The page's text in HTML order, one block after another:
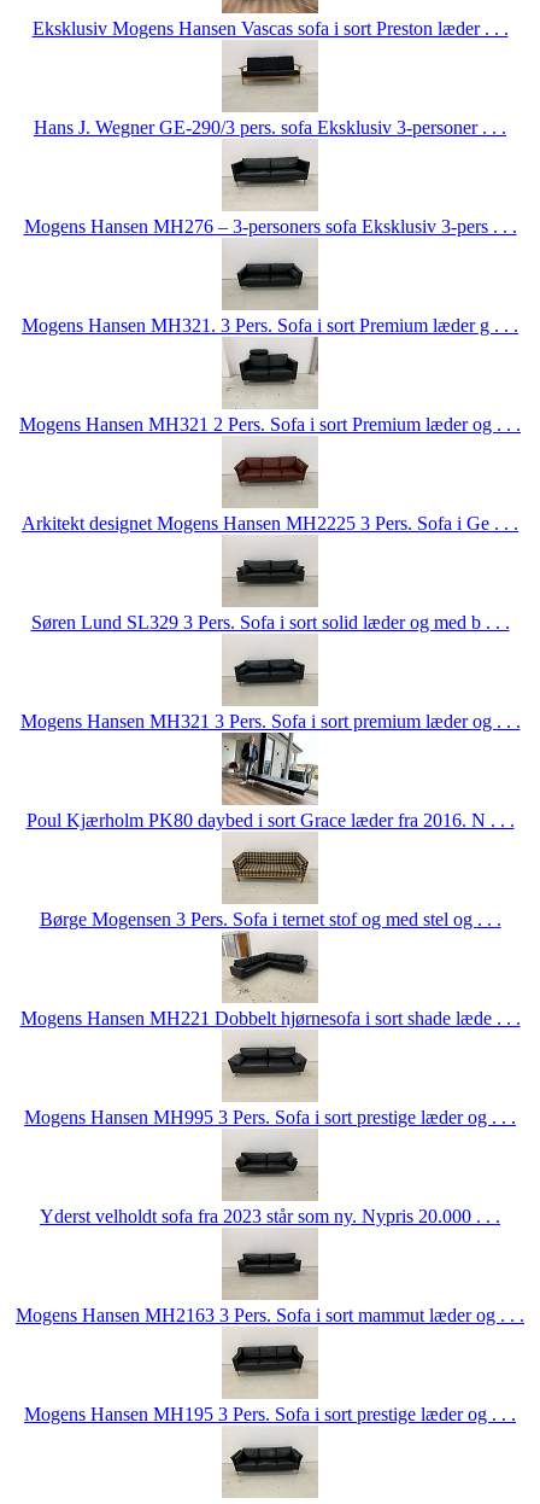
Eksklusiv Mogens Hansen Vascas sofa i sort Preston læder . . .
Hans J. Wegner GE-290/3 pers. sofa Eksklusiv 3-personer . . .
Mogens Hansen MH276 – 3-personers sofa Eksklusiv 3-pers . . .
Mogens Hansen MH321. 3 Pers. Sofa i sort Premium læder g . . .
Mogens Hansen MH321 2 Pers. Sofa i sort Premium læder og . . .
Arkitekt designet Mogens Hansen MH2225 3 Pers. Sofa i Ge . . .
Søren Lund SL329 3 Pers. Sofa i sort solid læder og med b . . .
Mogens Hansen MH321 3 Pers. Sofa i sort premium læder og . . .
Poul Kjærholm PK80 daybed i sort Grace læder fra 2016. N . . .
Børge Mogensen 3 Pers. Sofa i ternet stof og med stel og . . .
Mogens Hansen MH221 Dobbelt hjørnesofa i sort shade læde . . .
Mogens Hansen MH995 3 Pers. Sofa i sort prestige læder og . . .
Yderst velholdt sofa fra 2023 står som ny. Nypris 20.000 . . .
Mogens Hansen MH2163 3 Pers. Sofa i sort mammut læder og . . .
Mogens Hansen MH195 3 Pers. Sofa i sort prestige læder og . . .